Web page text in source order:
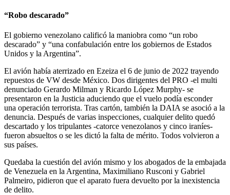
“Robo descarado”
El gobierno venezolano calificó la maniobra como “un robo
descarado” y “una confabulación entre los gobiernos de Estados
Unidos y la Argentina”.
El avión había aterrizado en Ezeiza el 6 de junio de 2022 trayendo
repuestos de VW desde México. Dos dirigentes del PRO -el multi
denunciado Gerardo Milman y Ricardo López Murphy- se
presentaron en la Justicia aduciendo que el vuelo podía esconder
una operación terrorista. Tras cartón, también la DAIA se asoció a la
denuncia. Después de varias inspecciones, cualquier delito quedó
descartado y los tripulantes -catorce venezolanos y cinco iraníes-
fueron absueltos o se les dictó la falta de mérito. Todos volvieron a
sus países.
Quedaba la cuestión del avión mismo y los abogados de la embajada
de Venezuela en la Argentina, Maximiliano Rusconi y Gabriel
Palmeiro, pidieron que el aparato fuera devuelto por la inexistencia
de delito.